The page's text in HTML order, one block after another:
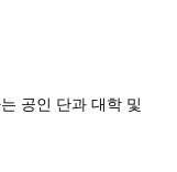
공인 단과 대학 및